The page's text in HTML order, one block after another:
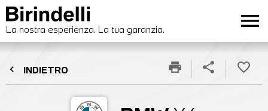
La nostra esperienza. La tua garanzia. menu
chevron_left INDIETRO print share favorite_border